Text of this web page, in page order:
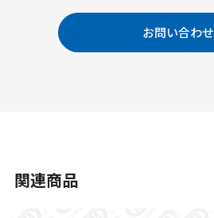
お問い合わせ
関連商品